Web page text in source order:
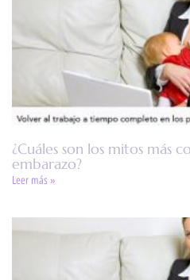
¿Cuáles son los mitos más
embarazo?
Leer más »